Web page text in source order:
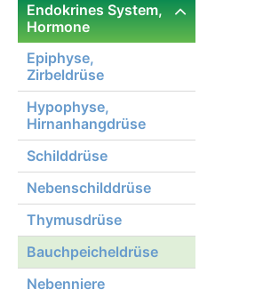
Endokrines System,
Hormone
Epiphyse,
Zirbeldrüse
Hypophyse,
Hirnanhangdrüse
Schilddrüse
Nebenschilddrüse
Thymusdrüse
Bauchpeicheldrüse
Nebenniere